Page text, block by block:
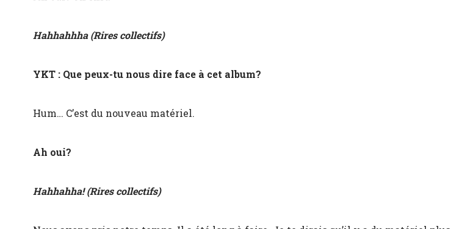
Hahhahhha (Rires collectifs)
YKT : Que peux-tu nous dire face à cet album?
Hum… C’est du nouveau matériel.
Ah oui?
Hahhahha! (Rires collectifs)